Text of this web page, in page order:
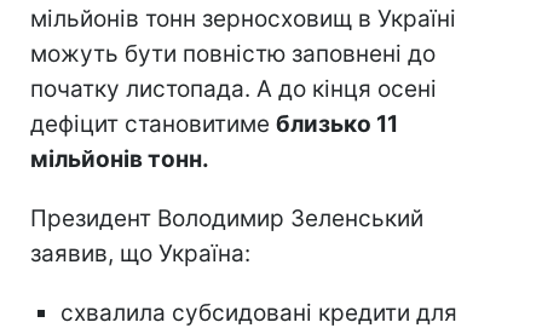
мільйонів тонн зерносховищ в Україні
можуть бути повністю заповнені до
початку листопада. А до кінця осені
дефіцит становитиме близько 11
мільйонів тонн.
Президент Володимир Зеленський
заявив, що Україна:
схвалила субсидовані кредити для